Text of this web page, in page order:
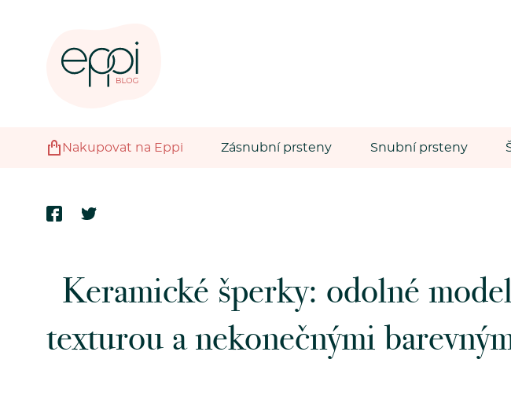
Nakupovat na Eppi Zásnubní prsteny Snubní prsteny
Keramické šperky: odolné
texturou a nekonečnými